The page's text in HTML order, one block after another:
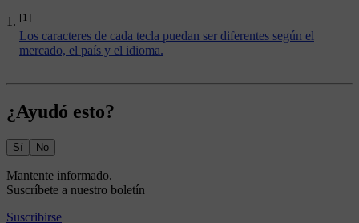
[1]
Los caracteres de cada tecla puedan ser diferentes según el
mercado, el país y el idioma.
¿Ayudó esto?
Sí No